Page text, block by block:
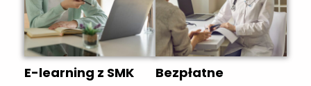
E-learning z SMK
Bezpłatne